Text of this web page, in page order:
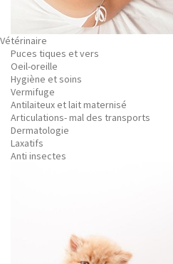
Vétérinaire
Puces tiques et vers
Oeil-oreille
Hygiène et soins
Vermifuge
Antilaiteux et lait maternisé
Articulations- mal des transports
Dermatologie
Laxatifs
Anti insectes